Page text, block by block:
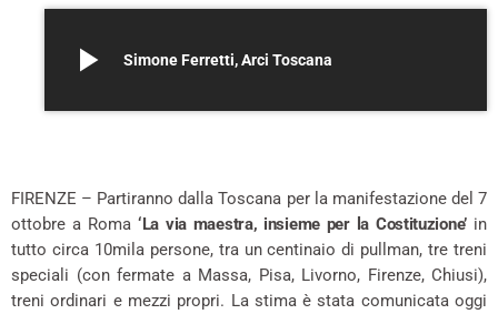
play_arrow Simone Ferretti, Arci Toscana
FIRENZE – Partiranno dalla Toscana per la manifestazione del 7
ottobre a Roma ‘La via maestra, insieme per la Costituzione’in
tutto circa 10mila persone, tra un centinaio di pullman, tre treni
speciali (con fermate a Massa, Pisa, Livorno, Firenze, Chiusi),
treni ordinari e mezzi propri. La stima è stata comunicata oggi